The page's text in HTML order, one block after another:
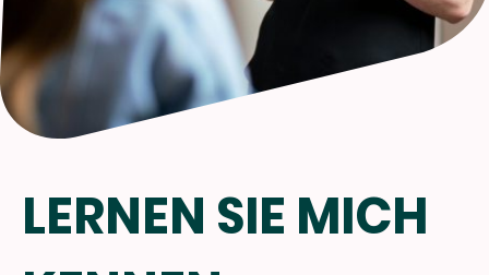
LERNEN SIE MICH